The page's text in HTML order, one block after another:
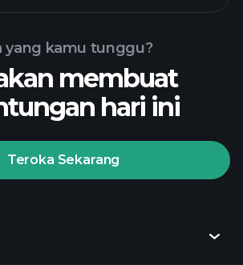
Playtrade
broker yang
yang kamu tunggu?
membuat
hari ini
Teroka Sekarang